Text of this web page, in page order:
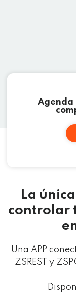
Agenda
La
controlar
Una APP
ZSREST y